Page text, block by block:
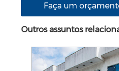
Faça um
Outros assuntos